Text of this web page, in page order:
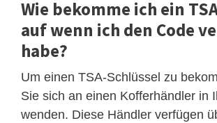
Wie bekomme ich ein
auf wenn ich den Code
habe?
Um einen TSA-Schlüssel zu
Sie sich an einen Kofferhändler in
wenden. Diese Händler verfügen